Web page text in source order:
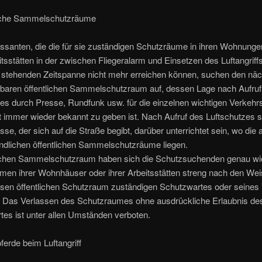
Sammelschutzräume
die die für sie zuständigen Schutzräume in ihren
in der zwischen Fliegeralarm und Einsetzen des
Zeitspanne nicht mehr erreichen können, suchen den
öffentlichen Sammelschutzraum auf, dessen Lage nach
durch Presse, Rundfunk usw. für die einzelnen wichtigen
immer wieder bekannt zu geben ist. Nach Aufruf des Luftschutzes
der sich auf die Straße begibt, darüber unterrichtet sein, wo die
öffentlichen Sammelschutzräume liegen.
Sammelschutzraum haben sich die Schutzsuchenden genau
ihrer Wohnhäuser oder ihrer Arbeitsstätten streng nach den
öffentlichen Schutzraum zuständigen Schutzwartes oder seines
Verlassen des Schutzraumes ohne ausdrückliche Erlaubnis
ist unter allen Umständen verboten.
beim Luftangriff